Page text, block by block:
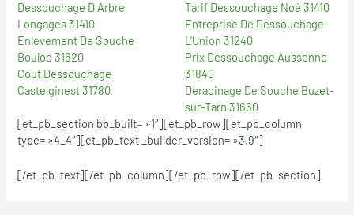
Dessouchage D Arbre
Longages 31410
Enlevement De Souche
Bouloc 31620
Cout Dessouchage
Castelginest 31780
Tarif Dessouchage Noé 31410
Entreprise De Dessouchage
L'Union 31240
Prix Dessouchage Aussonne
31840
Deracinage De Souche Buzet-
sur-Tarn 31660
[et_pb_section bb_built= »1″][et_pb_row][et_pb_column
type= »4_4″][et_pb_text _builder_version= »3.9″]
[/et_pb_text][/et_pb_column][/et_pb_row][/et_pb_section]